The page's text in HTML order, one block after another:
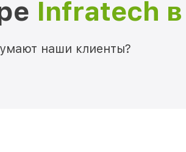
Infratech
наши клиенты?